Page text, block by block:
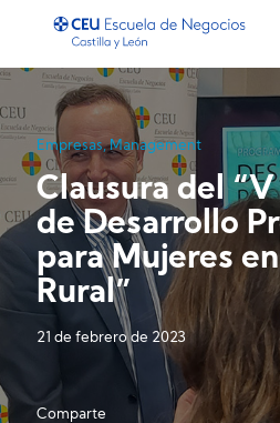
Empresas,Management
Clausura del
de Desarrollo
para Mujeres
Rural”
21 de febrero de 2023
Comparte